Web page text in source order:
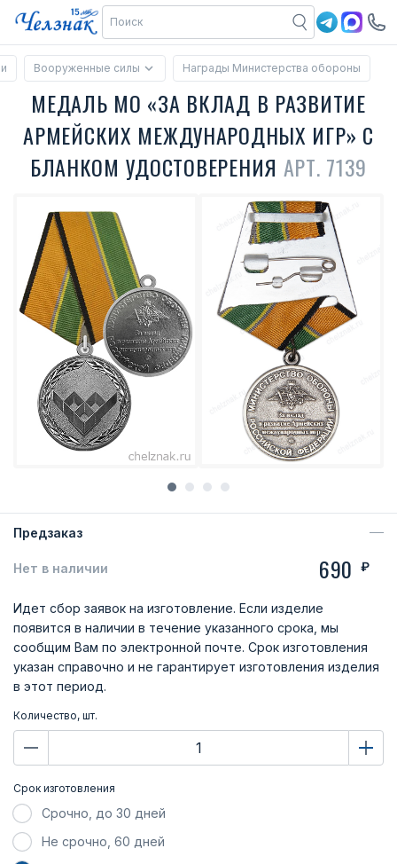
Вооруженные силы Награды Министерства обороны
МЕДАЛЬ МО «ЗА ВКЛАД В РАЗВИТИЕ
АРМЕЙСКИХ МЕЖДУНАРОДНЫХ ИГР» С
БЛАНКОМ УДОСТОВЕРЕНИЯ АРТ. 7139
Предзаказ
Нет в наличии 690 ₽
Идет сбор заявок на изготовление. Если изделие
появится в наличии в течение указанного срока, мы
сообщим Вам по электронной почте. Срок изготовления
указан справочно и не гарантирует изготовления изделия
в этот период.
Количество, шт.
Срок изготовления
Срочно, до 30 дней
Не срочно, 60 дней